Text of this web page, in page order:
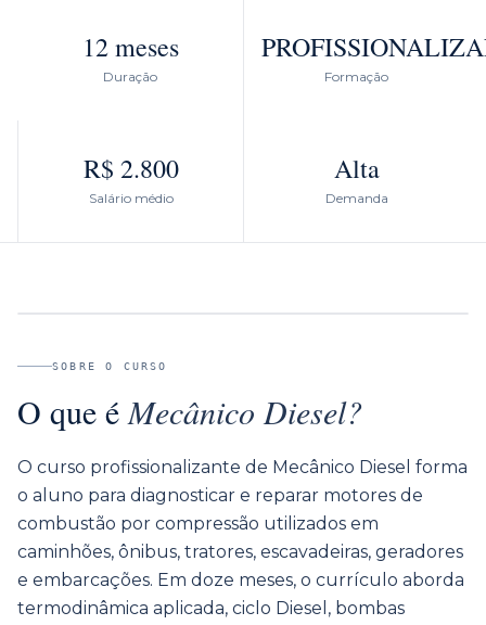
12 meses
Duração Formação
R$ 2.800
Salário médio
Alta
Demanda
SOBRE O CURSO
O que é Mecânico Diesel?
O curso profissionalizante de Mecânico Diesel forma
o aluno para diagnosticar e reparar motores de
combustão por compressão utilizados em
caminhões, ônibus, tratores, escavadeiras, geradores
e embarcações. Em doze meses, o currículo aborda
termodinâmica aplicada, ciclo Diesel, bombas